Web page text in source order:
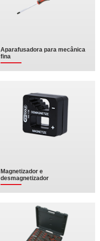
Aparafusadora para mecânica
fina
Magnetizador e
desmagnetizador